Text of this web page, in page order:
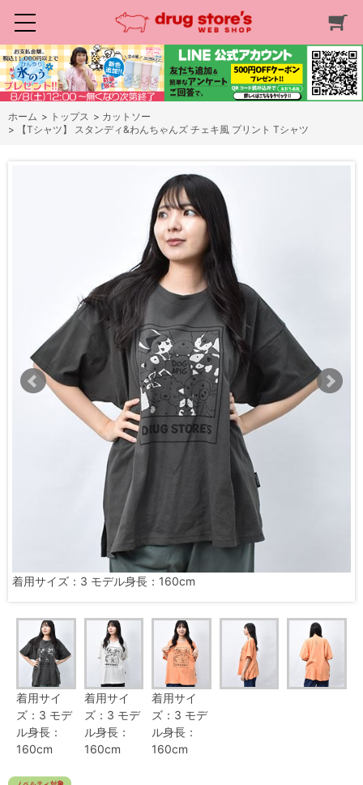
ホーム > トップス > カットソー
>
【Tシャツ】 スタンディ&わんちゃんズ チェキ風 プリント Tシャツ
着用サイズ：3 モデル身長：160cm
着用サイ
ズ：3 モデ
ル身長：
160cm
着用サイ
ズ：3 モデ
ル身長：
160cm
着用サイ
ズ：3 モデ
ル身長：
160cm